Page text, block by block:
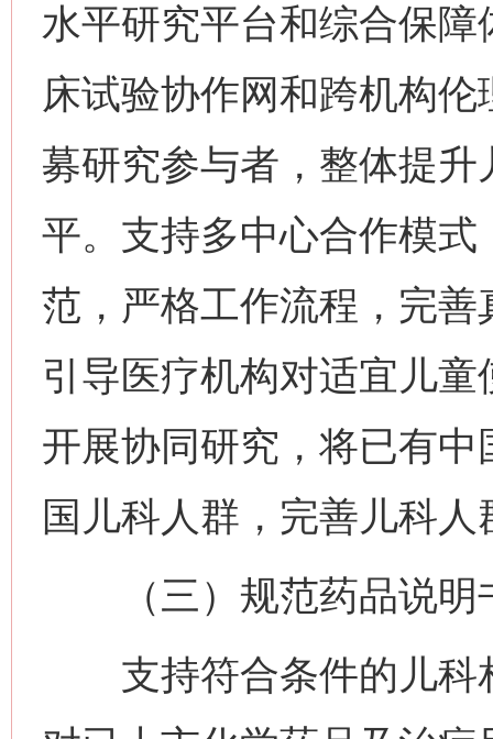
水平研究平台和综合保
床试验协作网和跨机构
募研究参与者，整体提
平。支持多中心合作模
范，严格工作流程，完
引导医疗机构对适宜儿
开展协同研究，将已有
国儿科人群，完善儿科
（三）规范药品说明
支持符合条件的儿科